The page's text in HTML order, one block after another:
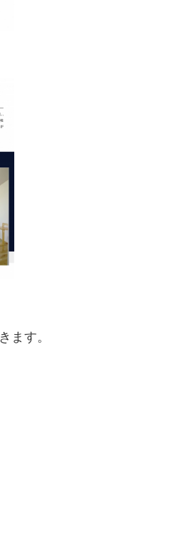
ます。